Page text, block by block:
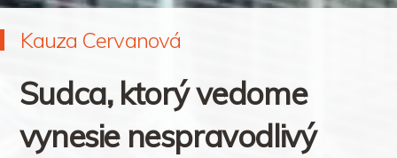
Kauza Cervanová
Sudca, ktorý vedome
vynesie nespravodlivý